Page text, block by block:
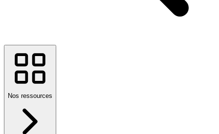
Nos ressources